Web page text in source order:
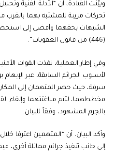
وبيّنت القيادة، أن “الأدلة الفنية
تحركات مريبة للمشتبه بهما بالقرب
الشبهات بحقهما وأفضى إلى
(446) من قانون العقوبات”.
وفي إطار العملية، نفذت القوات
لأسلوب الجرائم السابقة، عبر
سرقة، حيث حضر المتهمان إلى
مخططهما، لتتم مباغتتهما وإلقاء
بالجرم المشهود، وفقاً للبيان.
وأكد البيان، أن “المتهمين اعترفا
إلى جانب تنفيذ جرائم مماثلة أخرى،